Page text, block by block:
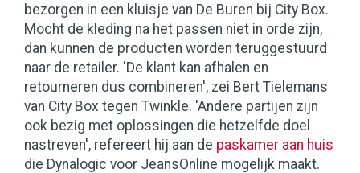
bezorgen in een kluisje van De Buren bij City Box.
Mocht de kleding na het passen niet in orde zijn,
dan kunnen de producten worden teruggestuurd
naar de retailer. 'De klant kan afhalen en
retourneren dus combineren', zei Bert Tielemans
van City Box tegen Twinkle. 'Andere partijen zijn
ook bezig met oplossingen die hetzelfde doel
nastreven', refereert hij aan de paskamer aan huis
die Dynalogic voor JeansOnline mogelijk maakt.